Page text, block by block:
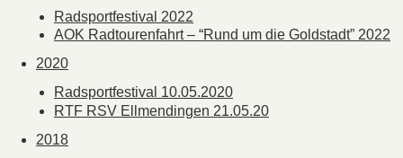
Radsportfestival 2022
AOK Radtourenfahrt – “Rund um die Goldstadt” 2022
2020
Radsportfestival 10.05.2020
RTF RSV Ellmendingen 21.05.20
2018